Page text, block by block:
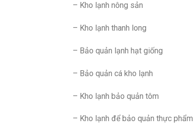
– Kho lạnh nông sản
– Kho lạnh thanh long
– Bảo quản lạnh hạt giống
– Bảo quản cá kho lạnh
– Kho lạnh bảo quản tôm
– Kho lạnh để bảo quản thực